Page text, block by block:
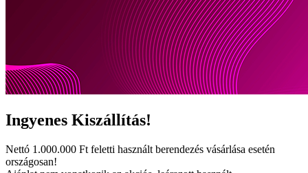
Ingyenes Kiszállítás!
Nettó 1.000.000 Ft feletti használt berendezés vásárlása esetén
országosan!